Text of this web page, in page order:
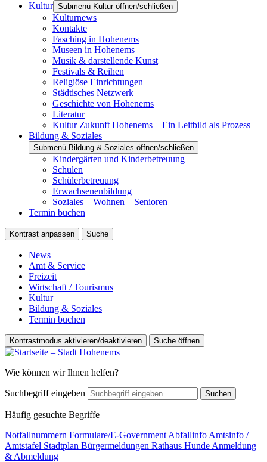
Kultur Submenü Kultur öffnen/schließen
Kulturnews
Kontakte
Fasching in Hohenems
Museen in Hohenems
Musik & darstellende Kunst
Festivals & Reihen
Religiöse Einrichtungen
Städtisches Netzwerk
Geschichte von Hohenems
Literatur
Kultur Zukunft Hohenems – Ein Leitbild als Prozess
Bildung & Soziales
Submenü Bildung & Soziales öffnen/schließen
Kindergärten und Kinderbetreuung
Schulen
Schülerbetreuung
Erwachsenenbildung
Soziales – Wohnen – Senioren
Termin buchen
Kontrast anpassen Suche
News
Amt & Service
Freizeit
Wirtschaft / Tourismus
Kultur
Bildung & Soziales
Termin buchen
Kontrastmodus aktivieren/deaktivieren Suche öffnen
Wie können wir Ihnen helfen?
Suchbegriff eingeben Suchen
Häufig gesuchte Begriffe
Notfallnummern Formulare/E-Government Abfallinfo Amtsinfo /
Amtstafel Stadtplan Bürgermeldungen Rathaus Hunde Anmeldung
& Abmeldung